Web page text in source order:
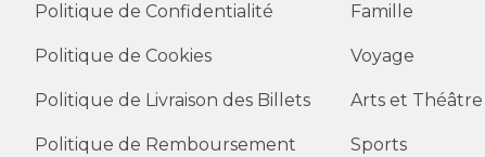
Politique de Confidentialité
Politique de Cookies
Politique de Livraison des Billets
Politique de Remboursement
Famille
Voyage
Arts et Théâtre
Sports